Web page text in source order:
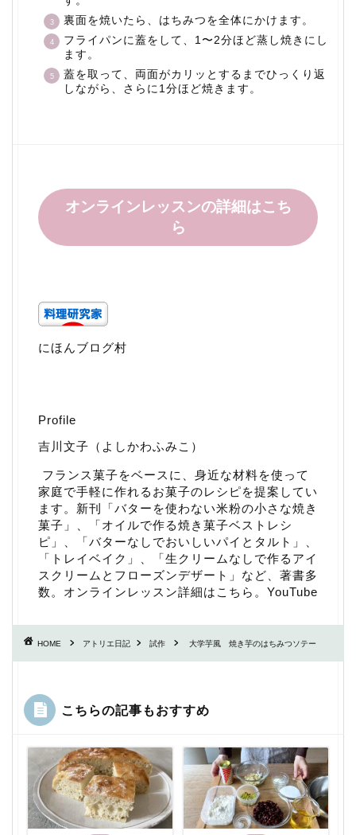
裏面を焼いたら、はちみつを全体にかけます。
フライパンに蓋をして、1〜2分ほど蒸し焼きにし
ます。
蓋を取って、両面がカリッとするまでひっくり返
しながら、さらに1分ほど焼きます。
オンラインレッスンの詳細はこち
ら
にほんブログ村
Profile
吉川文子（よしかわふみこ）
フランス菓子をベースに、身近な材料を使って
家庭で手軽に作れるお菓子のレシピを提案してい
ます。新刊「バターを使わない米粉の小さな焼き
菓子 」、「オイルで作る焼き菓子ベストレシ
ピ 」、「バターなしでおいしいパイとタルト 」、
「 トレイベイク 」、「生クリームなしで作るアイ
スクリームとフローズンデザート 」など、著書多
数。 オンラインレッスン詳細はこちら 。 YouTube
HOME アトリエ日記 試作 大学芋風 焼き芋のはちみつソテー
こちらの記事もおすすめ